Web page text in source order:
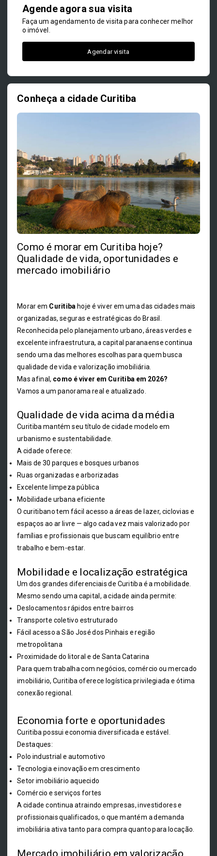
Agende agora sua visita
Faça um agendamento de visita para conhecer melhor
o imóvel.
Agendar visita
Conheça a cidade Curitiba
Como é morar em Curitiba hoje?
Qualidade de vida, oportunidades e
mercado imobiliário
Morar em Curitiba hoje é viver em uma das cidades mais
organizadas, seguras e estratégicas do Brasil.
Reconhecida pelo planejamento urbano, áreas verdes e
excelente infraestrutura, a capital paranaense continua
sendo uma das melhores escolhas para quem busca
qualidade de vida e valorização imobiliária.
Mas afinal, como é viver em Curitiba em 2026?
Vamos a um panorama real e atualizado.
Qualidade de vida acima da média
Curitiba mantém seu título de cidade modelo em
urbanismo e sustentabilidade.
A cidade oferece:
Mais de 30 parques e bosques urbanos
Ruas organizadas e arborizadas
Excelente limpeza pública
Mobilidade urbana eficiente
O curitibano tem fácil acesso a áreas de lazer, ciclovias e
espaços ao ar livre — algo cada vez mais valorizado por
famílias e profissionais que buscam equilíbrio entre
trabalho e bem-estar.
Mobilidade e localização estratégica
Um dos grandes diferenciais de Curitiba é a mobilidade.
Mesmo sendo uma capital, a cidade ainda permite:
Deslocamentos rápidos entre bairros
Transporte coletivo estruturado
Fácil acesso a São José dos Pinhais e região
metropolitana
Proximidade do litoral e de Santa Catarina
Para quem trabalha com negócios, comércio ou mercado
imobiliário, Curitiba oferece logística privilegiada e ótima
conexão regional.
Economia forte e oportunidades
Curitiba possui economia diversificada e estável.
Destaques:
Polo industrial e automotivo
Tecnologia e inovação em crescimento
Setor imobiliário aquecido
Comércio e serviços fortes
A cidade continua atraindo empresas, investidores e
profissionais qualificados, o que mantém a demanda
imobiliária ativa tanto para compra quanto para locação.
Mercado imobiliário em valorização